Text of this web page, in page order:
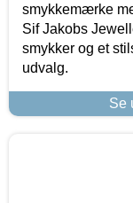
smykkemærke
Sif Jakobs
smykker og et
udvalg.
Se